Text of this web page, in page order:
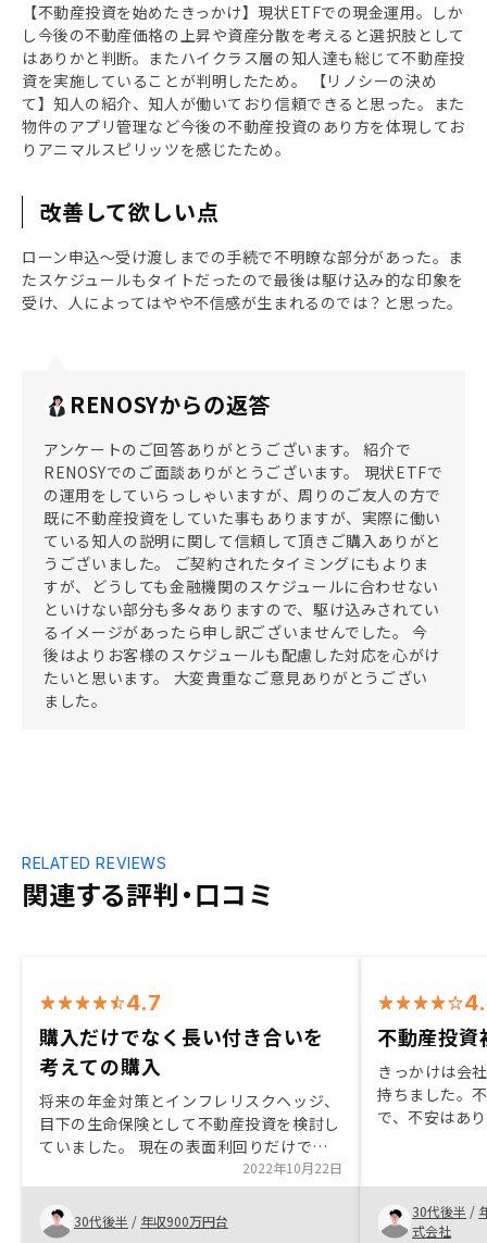
【不動産投資を始めたきっかけ】現状ETFでの現金運用。しか
し今後の不動産価格の上昇や資産分散を考えると選択肢として
はありかと判断。またハイクラス層の知人達も総じて不動産投
資を実施していることが判明したため。 【リノシーの決め
て】知人の紹介、知人が働いており信頼できると思った。また
物件のアプリ管理など今後の不動産投資のあり方を体現してお
りアニマルスピリッツを感じたため。
改善して欲しい点
ローン申込〜受け渡しまでの手続で不明瞭な部分があった。ま
たスケジュールもタイトだったので最後は駆け込み的な印象を
受け、人によってはやや不信感が生まれるのでは？と思った。
RENOSYからの返答
アンケートのご回答ありがとうございます。 紹介で
RENOSYでのご面談ありがとうございます。 現状ETFで
の運用をしていらっしゃいますが、周りのご友人の方で
既に不動産投資をしていた事もありますが、実際に働い
ている知人の説明に関して信頼して頂きご購入ありがと
うございました。 ご契約されたタイミングにもよりま
すが、どうしても金融機関のスケジュールに合わせない
といけない部分も多々ありますので、駆け込みされてい
るイメージがあったら申し訳ございませんでした。 今
後はよりお客様のスケジュールも配慮した対応を心がけ
たいと思います。 大変貴重なご意見ありがとうござい
ました。
関連する評判・口コミ
RELATED REVIEWS
4.7
購入だけでなく長い付き合いを
考えての購入
将来の年金対策とインフレリスクヘッジ、
目下の生命保険として不動産投資を検討し
ていました。 現在の表面利回りだけでな
く、収益が悪くなったケースやリノベーシ
ョンの試算などリスクを考慮した検討を手
早くやって貰えた点が非常に良かったで
す。 また、入居者の募集やリノベーショ
2022年10月22日
30代後半 / 年収900万円台
不動産投資
きっかけは会
持ちました。
で、不安はあ
た。わからな
ら楽しみです。
30代後半 /
式会社